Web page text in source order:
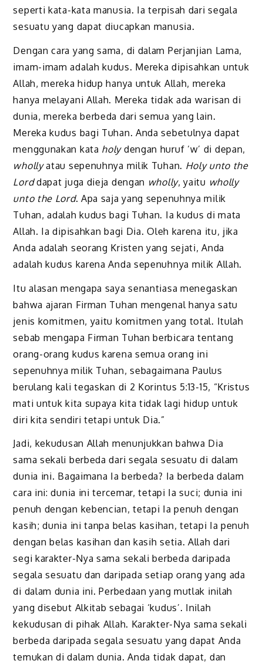
seperti kata-kata manusia. Ia terpisah dari segala
sesuatu yang dapat diucapkan manusia.
Dengan cara yang sama, di dalam Perjanjian Lama,
imam-imam adalah kudus. Mereka dipisahkan untuk
Allah, mereka hidup hanya untuk Allah, mereka
hanya melayani Allah. Mereka tidak ada warisan di
dunia, mereka berbeda dari semua yang lain.
Mereka kudus bagi Tuhan. Anda sebetulnya dapat
menggunakan kata holydengan huruf ‘w’ di depan,
whollyatau sepenuhnya milik Tuhan. Holy unto the
Lorddapat juga dieja dengan wholly, yaitu wholly
unto the Lord. Apa saja yang sepenuhnya milik
Tuhan, adalah kudus bagi Tuhan. Ia kudus di mata
Allah. Ia dipisahkan bagi Dia. Oleh karena itu, jika
Anda adalah seorang Kristen yang sejati, Anda
adalah kudus karena Anda sepenuhnya milik Allah.
Itu alasan mengapa saya senantiasa menegaskan
bahwa ajaran Firman Tuhan mengenal hanya satu
jenis komitmen, yaitu komitmen yang total. Itulah
sebab mengapa Firman Tuhan berbicara tentang
orang-orang kudus karena semua orang ini
sepenuhnya milik Tuhan, sebagaimana Paulus
berulang kali tegaskan di 2 Korintus 5:13-15, “Kristus
mati untuk kita supaya kita tidak lagi hidup untuk
diri kita sendiri tetapi untuk Dia.”
Jadi, kekudusan Allah menunjukkan bahwa Dia
sama sekali berbeda dari segala sesuatu di dalam
dunia ini. Bagaimana Ia berbeda? Ia berbeda dalam
cara ini: dunia ini tercemar, tetapi Ia suci; dunia ini
penuh dengan kebencian, tetapi Ia penuh dengan
kasih; dunia ini tanpa belas kasihan, tetapi Ia penuh
dengan belas kasihan dan kasih setia. Allah dari
segi karakter-Nya sama sekali berbeda daripada
segala sesuatu dan daripada setiap orang yang ada
di dalam dunia ini. Perbedaan yang mutlak inilah
yang disebut Alkitab sebagai ‘kudus’. Inilah
kekudusan di pihak Allah. Karakter-Nya sama sekali
berbeda daripada segala sesuatu yang dapat Anda
temukan di dalam dunia. Anda tidak dapat, dan